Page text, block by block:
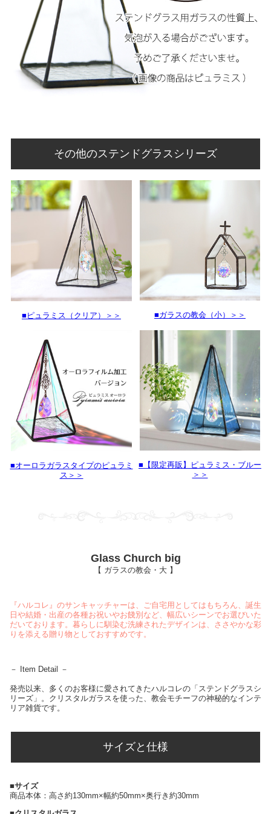
その他のステンドグラスシリーズ
■ピュラミス（クリア）＞＞ ■ガラスの教会（小）＞＞
■オーロラガラスタイプのピュラミ
ス＞＞
■【限定再販】ピュラミス・ブルー
＞＞
Glass Church big
【 ガラスの教会・大 】
『ハルコレ』のサンキャッチャーは、ご自宅用としてはもちろん、誕生
日や結婚・出産の各種お祝いやお餞別など、幅広いシーンでお選びいた
だいております。暮らしに馴染む洗練されたデザインは、ささやかな彩
りを添える贈り物としておすすめです。
－ Item Detail －
発売以来、多くのお客様に愛されてきたハルコレの「ステンドグラスシ
リーズ」。クリスタルガラスを使った、教会モチーフの神秘的なインテ
リア雑貨です。
サイズと仕様
■サイズ
商品本体：高さ約130mm×幅約50mm×奥行き約30mm